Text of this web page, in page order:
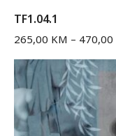
TF1.04.1
265,00 KM – 470,00